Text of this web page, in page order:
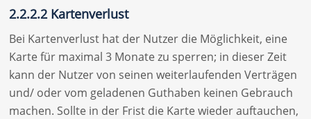
2.2.2.2 Kartenverlust
Bei Kartenverlust hat der Nutzer die Möglichkeit, eine
Karte für maximal 3 Monate zu sperren; in dieser Zeit
kann der Nutzer von seinen weiterlaufenden Verträgen
und/ oder vom geladenen Guthaben keinen Gebrauch
machen. Sollte in der Frist die Karte wieder auftauchen,